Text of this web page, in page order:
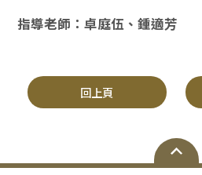
指導老師：卓庭伍、鍾適芳
回上頁